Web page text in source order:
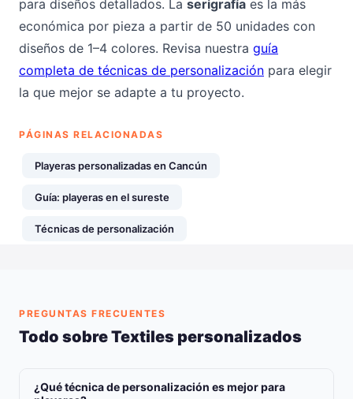
para diseños detallados. La serigrafía es la más
económica por pieza a partir de 50 unidades con
diseños de 1–4 colores. Revisa nuestra guía
completa de técnicas de personalización para elegir
la que mejor se adapte a tu proyecto.
PÁGINAS RELACIONADAS
Playeras personalizadas en Cancún
Guía: playeras en el sureste
Técnicas de personalización
PREGUNTAS FRECUENTES
Todo sobre Textiles personalizados
¿Qué técnica de personalización es mejor para